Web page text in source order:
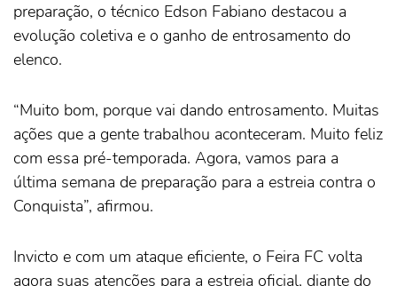
preparação, o técnico Edson Fabiano destacou a
evolução coletiva e o ganho de entrosamento do
elenco.
“Muito bom, porque vai dando entrosamento. Muitas
ações que a gente trabalhou aconteceram. Muito feliz
com essa pré-temporada. Agora, vamos para a
última semana de preparação para a estreia contra o
Conquista”, afirmou.
Invicto e com um ataque eficiente, o Feira FC volta
agora suas atenções para a estreia oficial, diante do